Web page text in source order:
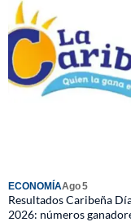
ECONOMÍAAgo 5
Resultados Caribeña
2026: números